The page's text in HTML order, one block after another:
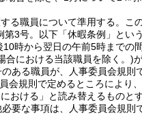
る職員について準用する。 こ
第3号。以下「休暇条例」とい
10時から翌日の午前5時までの
合における当該職員を除く。)
ある職員が、人事委員会規
規則で定めるところにより
における」と読み替えるものとす
要な事項は、人事委員会規則